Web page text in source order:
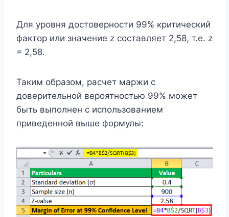
Для уровня достоверности 99% критический
фактор или значение z составляет 2,58, т.е. z
= 2,58.
Таким образом, расчет маржи с
доверительной вероятностью 99% может
быть выполнен с использованием
приведенной выше формулы: